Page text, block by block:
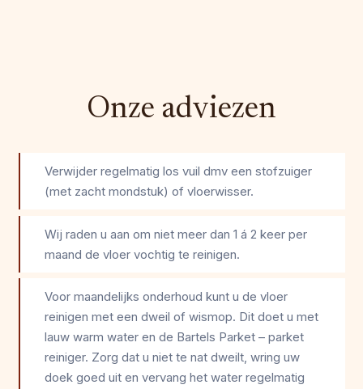
Onze adviezen
Verwijder regelmatig los vuil dmv een stofzuiger
(met zacht mondstuk) of vloerwisser.
Wij raden u aan om niet meer dan 1 á 2 keer per
maand de vloer vochtig te reinigen.
Voor maandelijks onderhoud kunt u de vloer
reinigen met een dweil of wismop. Dit doet u met
lauw warm water en de Bartels Parket – parket
reiniger. Zorg dat u niet te nat dweilt, wring uw
doek goed uit en vervang het water regelmatig